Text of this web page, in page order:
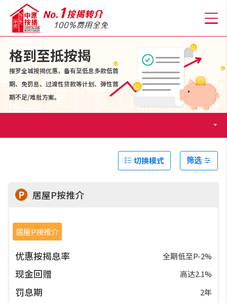
关于我们
格到至抵按揭
免费开户转介服务
私人贷款
优惠礼遇
格到至抵按揭
搜罗全城按揭优惠，备有至低息多款低首
期、免罚息、过渡性贷款等计划、弹性首
期不足/难批方案。
切换模式 筛选
P 居屋P按推介
居屋P按推介
优惠按揭息率 全期低至P-2%
现金回赠 高达2.1%
罚息期 2年